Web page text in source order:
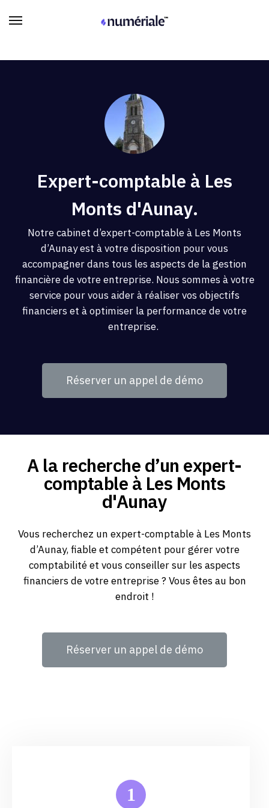
Expert-comptable à Les
Monts d'Aunay.
Notre cabinet d’expert-comptable à Les Monts
d’Aunay est à votre disposition pour vous
accompagner dans tous les aspects de la gestion
financière de votre entreprise. Nous sommes à votre
service pour vous aider à réaliser vos objectifs
financiers et à optimiser la performance de votre
entreprise.
Réserver un appel de démo
A la recherche d’un expert-
comptable à Les Monts
d'Aunay
Vous recherchez un expert-comptable à Les Monts
d’Aunay, fiable et compétent pour gérer votre
comptabilité et vous conseiller sur les aspects
financiers de votre entreprise ? Vous êtes au bon
endroit !
Réserver un appel de démo
1